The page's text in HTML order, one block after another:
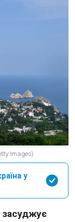
Images)
у
засуджує